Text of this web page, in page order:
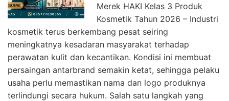
Merek HAKI Kelas 3 Produk
Kosmetik Tahun 2026 – Industri
kosmetik terus berkembang pesat seiring
meningkatnya kesadaran masyarakat terhadap
perawatan kulit dan kecantikan. Kondisi ini membuat
persaingan antarbrand semakin ketat, sehingga pelaku
usaha perlu memastikan nama dan logo produknya
terlindungi secara hukum. Salah satu langkah yang